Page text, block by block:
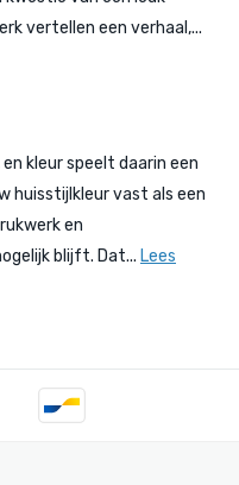
vertellen een verhaal,...
kleur speelt daarin een
huisstijlkleur vast als een
en
blijft. Dat... Lees